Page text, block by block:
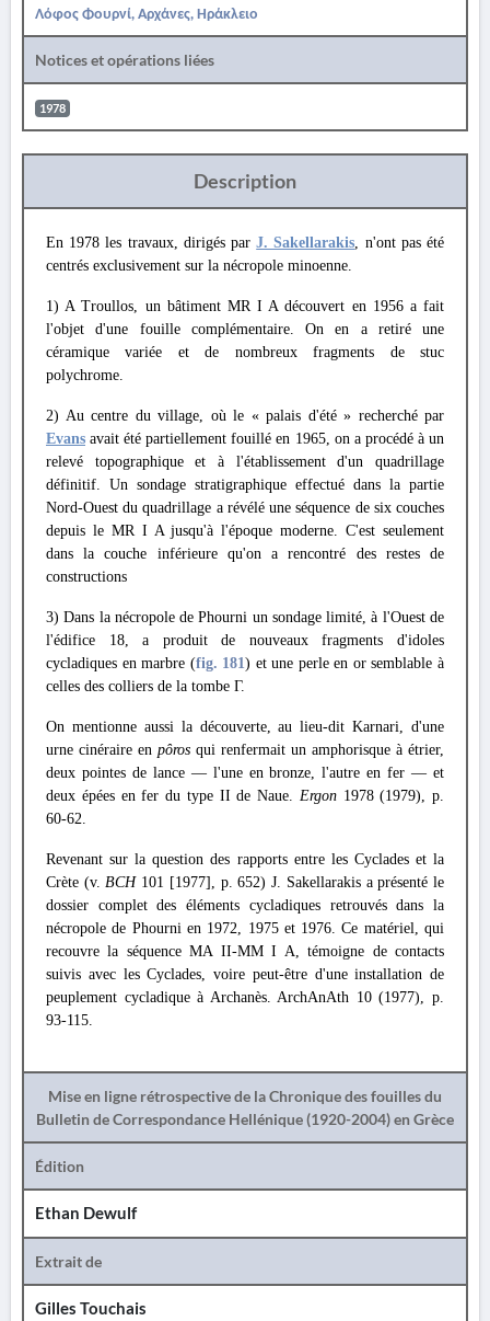
Λόφος Φουρνί, Αρχάνες, Ηράκλειο
Notices et opérations liées
1978
Description
En 1978 les travaux, dirigés parJ. Sakellarakis, n'ont pas été
centrés exclusivement sur la nécropole minoenne.
1) A Troullos, un bâtiment MR I A découvert en 1956 a fait
l'objet d'une fouille complémentaire. On en a retiré une
céramique variée et de nombreux fragments de stuc
polychrome.
2) Au centre du village, où le « palais d'été » recherché par
Evans avait été partiellement fouillé en 1965, on a procédé à un
relevé topographique et à l'établissement d'un quadrillage
définitif. Un sondage stratigraphique effectué dans la partie
Nord-Ouest du quadrillage a révélé une séquence de six couches
depuis le MR I A jusqu'à l'époque moderne. C'est seulement
dans la couche inférieure qu'on a rencontré des restes de
constructions
3) Dans la nécropole de Phourni un sondage limité, à l'Ouest de
l'édifice 18, a produit de nouveaux fragments d'idoles
cycladiques en marbre (fig. 181) et une perle en or semblable à
celles des colliers de la tombe Γ.
On mentionne aussi la découverte, au lieu-dit Karnari, d'une
urne cinéraire en pôros qui renfermait un amphorisque à étrier,
deux pointes de lance — l'une en bronze, l'autre en fer — et
deux épées en fer du type II de Naue. Ergon 1978 (1979), p.
60-62.
Revenant sur la question des rapports entre les Cyclades et la
Crète (v.BCH 101 [1977], p. 652) J. Sakellarakis a présenté le
dossier complet des éléments cycladiques retrouvés dans la
nécropole de Phourni en 1972, 1975 et 1976. Ce matériel, qui
recouvre la séquence MA II-MM I A, témoigne de contacts
suivis avec les Cyclades, voire peut-être d'une installation de
peuplement cycladique à Archanès. ArchAnAth 10 (1977), p.
93-115.
Mise en ligne rétrospective de la Chronique des fouilles du
Bulletin de Correspondance Hellénique (1920-2004) en Grèce
Édition
Ethan Dewulf
Extrait de
Gilles Touchais